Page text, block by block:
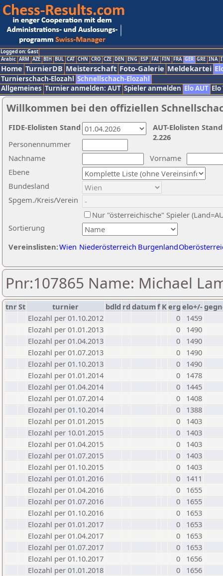
Logged on: Gast
Arabic ARM AZE BIH BUL CAT CHN CRO CZE DEN ENG ESP FAI FIN FRA GER GRE INA
Home TurnierDB Meisterschaft Foto-Galerie Meldekartei
Turnierschach-Elozahl Schnellschach-Elozahl
Allgemeines Turnier anmelden: AUT Spieler anmelden Elo AUT
Willkommen bei den offiziellen
Nachname
Vorname
Ebene
Sortierung
Personennummer
Bundesland
Spgem./Kreis/Verein
Nur "österreichische" Spieler
Vereinslisten:Wien Niederösterreich Burgenland
AUT-Elolisten
2.226
FIDE-Elolisten Stand
Pnr:107865 Name: Michael
tnrSt turnier bdld rd datumf Kerg elo+/-
Elozahl per 01.10.2012
0
1459
Elozahl per 01.01.2013
0
1490
Elozahl per 01.04.2013
0
1490
Elozahl per 01.07.2013
0
1490
Elozahl per 01.10.2013
0
1490
Elozahl per 01.01.2014
0
1478
Elozahl per 01.04.2014
0
1445
Elozahl per 01.07.2014
0
1408
Elozahl per 01.10.2014
0
1388
Elozahl per 01.01.2015
0
1403
Elozahl per 10.01.2015
0
1403
Elozahl per 01.04.2015
0
1403
Elozahl per 01.07.2015
0
1403
Elozahl per 01.10.2015
0
1403
Elozahl per 01.01.2016
0
1411
Elozahl per 01.04.2016
0
1655
Elozahl per 01.07.2016
0
1655
Elozahl per 01.10.2016
0
1653
Elozahl per 01.01.2017
0
1653
Elozahl per 01.04.2017
0
1653
Elozahl per 01.07.2017
0
1653
Elozahl per 01.10.2017
0
1656
Elozahl per 01.01.2018
0
1656